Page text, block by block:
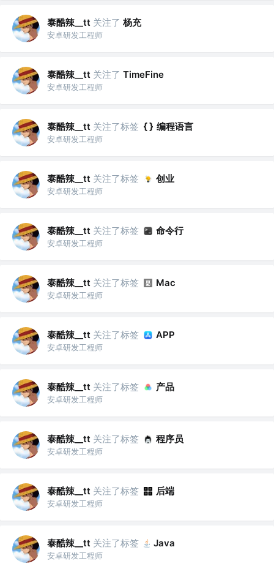
泰酷辣__tt 关注了 杨充
安卓研发工程师
泰酷辣__tt 关注了 TimeFine
安卓研发工程师
泰酷辣__tt 关注了标签 编程语言
安卓研发工程师
泰酷辣__tt 关注了标签 创业
安卓研发工程师
泰酷辣__tt 关注了标签 命令行
安卓研发工程师
泰酷辣__tt 关注了标签 Mac
安卓研发工程师
泰酷辣__tt 关注了标签 APP
安卓研发工程师
泰酷辣__tt 关注了标签 产品
安卓研发工程师
泰酷辣__tt 关注了标签 程序员
安卓研发工程师
泰酷辣__tt 关注了标签 后端
安卓研发工程师
泰酷辣__tt 关注了标签 Java
安卓研发工程师